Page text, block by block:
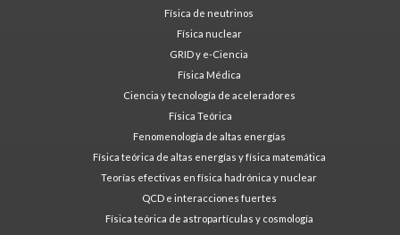
Física de neutrinos
Física nuclear
GRID y e-Ciencia
Física Médica
Ciencia y tecnología de aceleradores
Física Teórica
Fenomenología de altas energías
Física teórica de altas energías y física matemática
Teorías efectivas en física hadrónica y nuclear
QCD e interacciones fuertes
Física teórica de astropartículas y cosmología